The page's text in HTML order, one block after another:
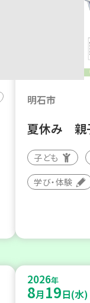
明石市
夏休み 親
子ども
学び・体験
2026年
8月 19日(水)